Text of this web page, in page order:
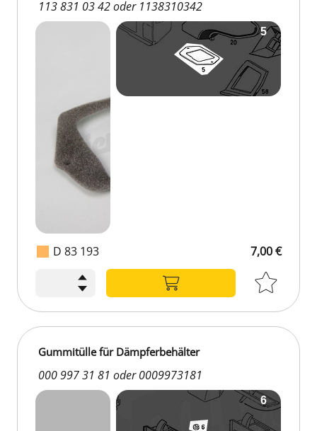
D 83 193
113 831 03 42 oder 1138310342
7,00 €
Gummitülle für Dämpferbehälter
000 997 31 81 oder 0009973181